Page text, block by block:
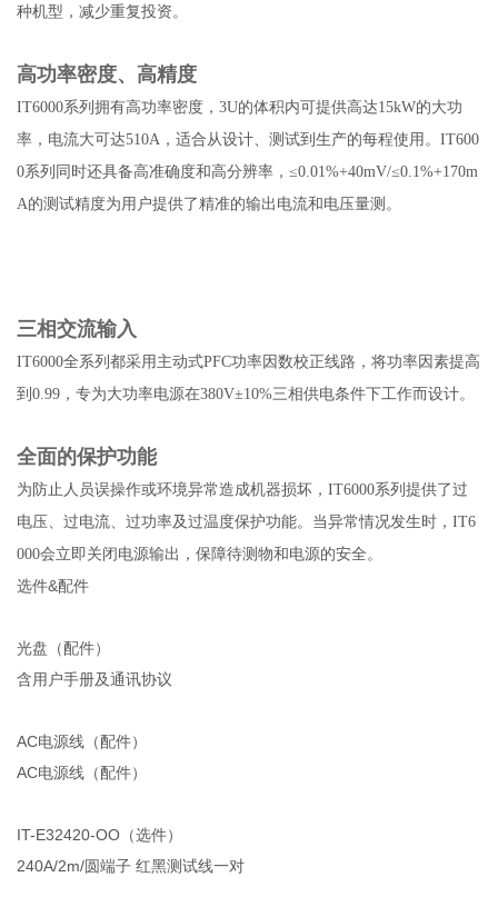
种机型，减少重复投资。
高功率密度、高精度
IT6000系列拥有高功率密度，3U的体积内可提供高达15kW的大功
率，电流大可达510A，适合从设计、测试到生产的每程使用。IT600
0系列同时还具备高准确度和高分辨率，≤0.01%+40mV/≤0.1%+170m
A的测试精度为用户提供了精准的输出电流和电压量测。
三相交流输入
IT6000全系列都采用主动式PFC功率因数校正线路，将功率因素提高
到0.99，专为大功率电源在380V±10%三相供电条件下工作而设计。
全面的保护功能
为防止人员误操作或环境异常造成机器损坏，IT6000系列提供了过
电压、过电流、过功率及过温度保护功能。当异常情况发生时，IT6
000会立即关闭电源输出，保障待测物和电源的安全。
选件&配件
光盘（配件）
含用户手册及通讯协议
AC电源线（配件）
AC电源线（配件）
IT-E32420-OO（选件）
240A/2m/圆端子 红黑测试线一对